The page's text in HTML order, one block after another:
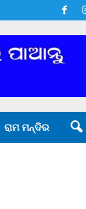
ରାମ ମନ୍ଦିର